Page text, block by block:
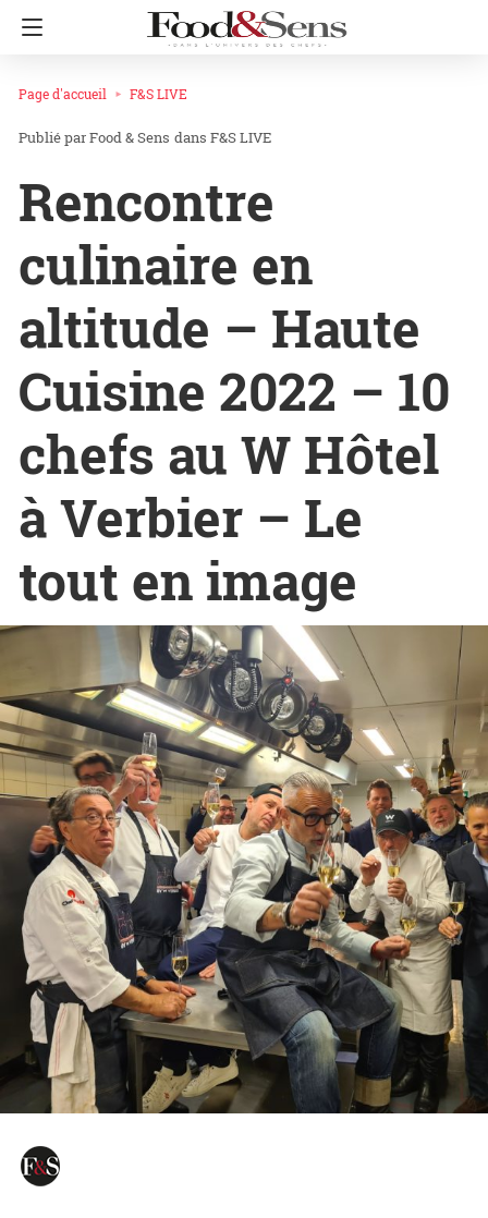
Page d'accueil F&S LIVE
Food & Sens dans F&S LIVE
Rencontre
culinaire en
altitude – Haute
Cuisine 2022 – 10
chefs au W Hôtel
à Verbier – Le
tout en image